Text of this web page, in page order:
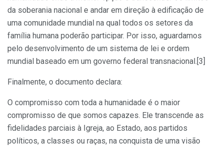
da soberania nacional e andar em direção à edificação de
uma comunidade mundial na qual todos os setores da
família humana poderão participar. Por isso, aguardamos
pelo desenvolvimento de um sistema de lei e ordem
mundial baseado em um governo federal transnacional.[3]
Finalmente, o documento declara:
O compromisso com toda a humanidade é o maior
compromisso de que somos capazes. Ele transcende as
fidelidades parciais à Igreja, ao Estado, aos partidos
políticos, a classes ou raças, na conquista de uma visão